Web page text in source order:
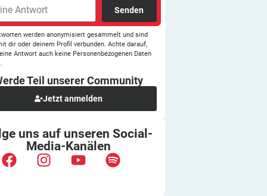
Senden
werden anonymisiert gesammelt und sind
dir oder deinem Profil verbunden. Achte darauf,
Antwort auch keine Personenbezogenen Daten
Teil unsererCommunity
Jetzt anmelden
uns auf unserenSocial-
Media-Kanälen